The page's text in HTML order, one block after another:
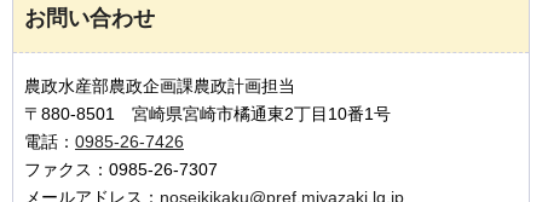
お問い合わせ
農政水産部農政企画課農政計画担当
〒880-8501 宮崎県宮崎市橘通東2丁目10番1号
電話： 0985-26-7426
ファクス：0985-26-7307
メールアドレス： noseikikaku@pref.miyazaki.lg.jp